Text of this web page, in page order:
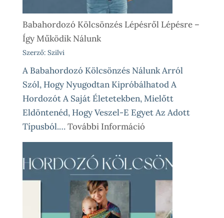
Babahordozó Kölcsönzés Lépésről Lépésre –
Így Működik Nálunk
Szerző: Szilvi
A Babahordozó Kölcsönzés Nálunk Arról
Szól, Hogy Nyugodtan Kipróbálhatod A
Hordozót A Saját Életetekben, Mielőtt
Eldöntenéd, Hogy Veszel-E Egyet Az Adott
Típusból.…További Információ:
Babahordozó
Kölcsönzés
Lépésről
Lépésre
Így